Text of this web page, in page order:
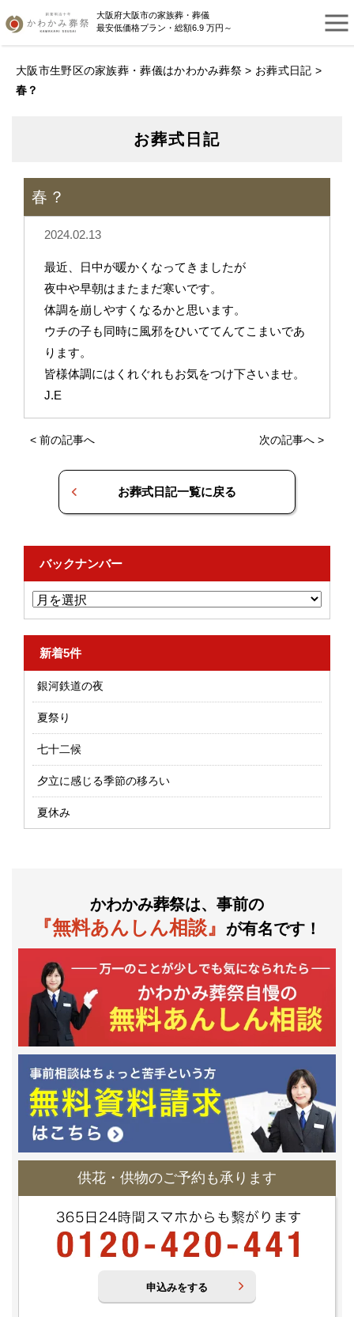
大阪府大阪市の家族葬・葬儀
最安低価格プラン・総額6.9 万円～
大阪市生野区の家族葬・葬儀はかわかみ葬祭 > お葬式日記 >
春？
お葬式日記
春？
2024.02.13
最近、日中が暖かくなってきましたが
夜中や早朝はまたまだ寒いです。
体調を崩しやすくなるかと思います。
ウチの子も同時に風邪をひいててんてこまいであ
ります。
皆様体調にはくれぐれもお気をつけ下さいませ。
J.E
< 前の記事へ 次の記事へ >
お葬式日記一覧に戻る
バックナンバー
新着5件
銀河鉄道の夜
夏祭り
七十二候
夕立に感じる季節の移ろい
夏休み
かわかみ葬祭は、事前の
『無料あんしん相談』 が有名です！
供花・供物のご予約も承ります
申込みをする